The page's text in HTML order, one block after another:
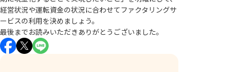
経営状況や運転資金の状況に合わせてファクタリングサ
ービスの利用を決めましょう。
最後までお読みいただきありがとうございました。